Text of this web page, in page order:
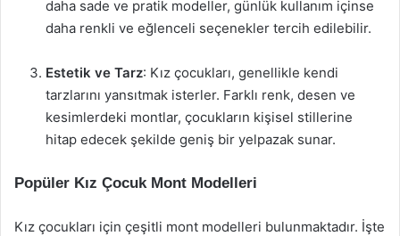
daha sade ve pratik modeller, günlük kullanım içinse
daha renkli ve eğlenceli seçenekler tercih edilebilir.
Estetik ve Tarz: Kız çocukları, genellikle kendi
tarzlarını yansıtmak isterler. Farklı renk, desen ve
kesimlerdeki montlar, çocukların kişisel stillerine
hitap edecek şekilde geniş bir yelpazak sunar.
Popüler Kız Çocuk Mont Modelleri
Kız çocukları için çeşitli mont modelleri bulunmaktadır. İşte